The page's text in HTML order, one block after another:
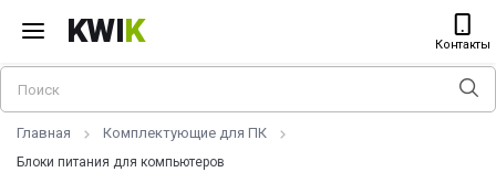
KWIK Контакты
Главная Комплектующие для ПК
Блоки питания для компьютеров